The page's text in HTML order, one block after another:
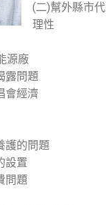
(二)幫外縣市
理性
源廠
露問題
會經濟
護的問題
設置
問題